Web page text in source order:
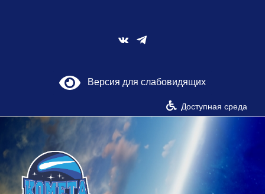
Vk
Версия для слабовидящих
Доступная среда